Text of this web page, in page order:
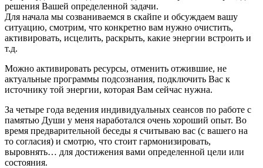
решения Вашей определенной задачи.
Для начала мы созваниваемся в скайпе и обсуждаем вашу
ситуацию, смотрим, что конкретно вам нужно очистить,
активировать, исцелить, раскрыть, какие энергии встроить и
т.д.
Можно активировать ресурсы, отменить отжившие, не
актуальные программы подсознания, подключить Вас к
источнику той энергии, которая Вам сейчас нужна.
За четыре года ведения индивидуальных сеансов по работе с
памятью Души у меня наработался очень хороший опыт. Во
время предварительной беседы я считываю вас (с вашего на
то согласия) и смотрю, что стоит гармонизировать,
выровнять… для достижения вами определенной цели или
состояния.